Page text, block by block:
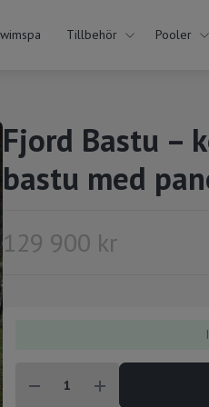
Tillbehör Pooler
Fjord Bastu –
bastu med
129 900 kr